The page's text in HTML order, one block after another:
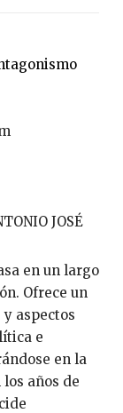
JOSÉ
Ofrece un
aspectos
e
en la
años de